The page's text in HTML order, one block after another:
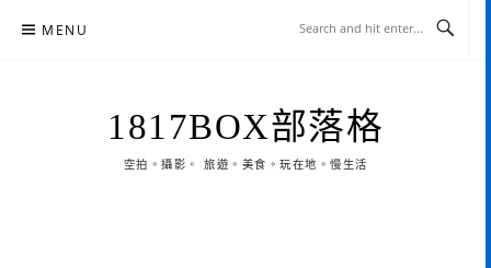
MENU
1817BOX部落格
空拍。攝影。 旅遊。美食。玩在地。慢生活